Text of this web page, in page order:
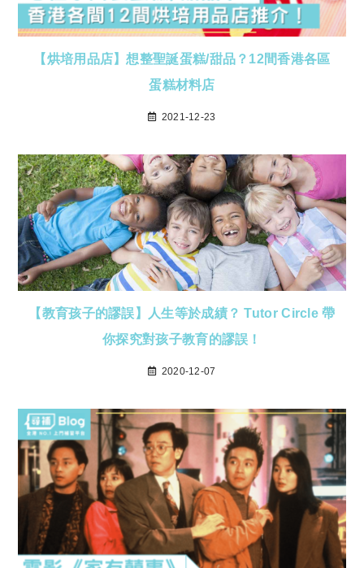
【烘培用品店】想整聖誕蛋糕/甜品？12間香港各區
蛋糕材料店
2021-12-23
【教育孩子的謬誤】人生等於成績？ Tutor Circle 帶
你探究對孩子教育的謬誤！
2020-12-07